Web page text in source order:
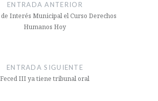
ENTRADA ANTERIOR
Interés Municipal el Curso Derechos
Humanos Hoy
ENTRADA SIGUIENTE
Feced III ya tiene tribunal oral